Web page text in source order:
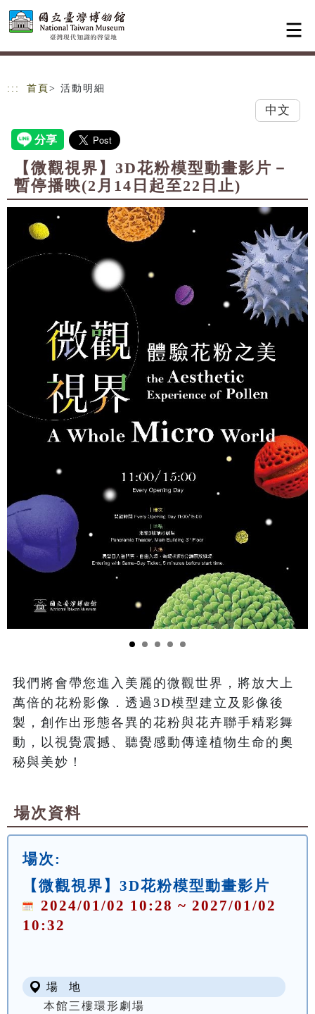
跳到主要內容
網站導覽
::: 首頁 > 活動明細
中文
【微觀視界】3D花粉模型動畫影片－
暫停播映(2月14日起至22日止)
我們將會帶您進入美麗的微觀世界，將放大上
萬倍的花粉影像．透過3D模型建立及影像後
製，創作出形態各異的花粉與花卉聯手精彩舞
動，以視覺震撼、聽覺感動傳達植物生命的奧
秘與美妙！
場次資料
場次:
【微觀視界】3D花粉模型動畫影片
2024/01/02 10:28 ~ 2027/01/02
10:32
場 地
本館三樓環形劇場